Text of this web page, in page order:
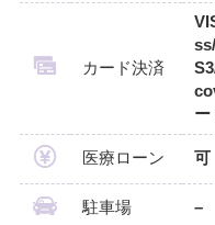
カード決済
ー
医療ローン 可
駐車場 –